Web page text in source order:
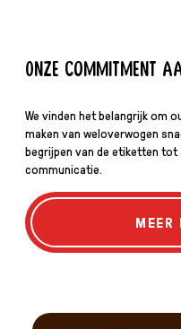
Onze commitment
We vinden het belangrijk om
maken van weloverwogen
begrijpen van de etiketten
communicatie.
MEER